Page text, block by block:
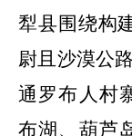
犁县围绕构
尉且沙漠公路
通罗布人村
布湖、葫芦